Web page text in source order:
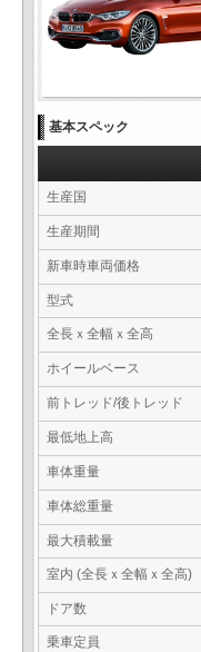
基本スペック
生産国
生産期間
新車時車両価格
型式
全長ｘ全幅ｘ全高
ホイールベース
前トレッド/後トレッド
最低地上高
車体重量
車体総重量
最大積載量
室内 (全長ｘ全幅ｘ全高)
ドア数
乗車定員